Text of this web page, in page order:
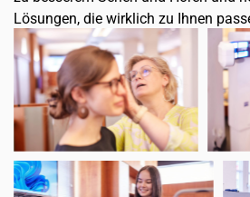
Lösungen, die wirklich zu Ihnen